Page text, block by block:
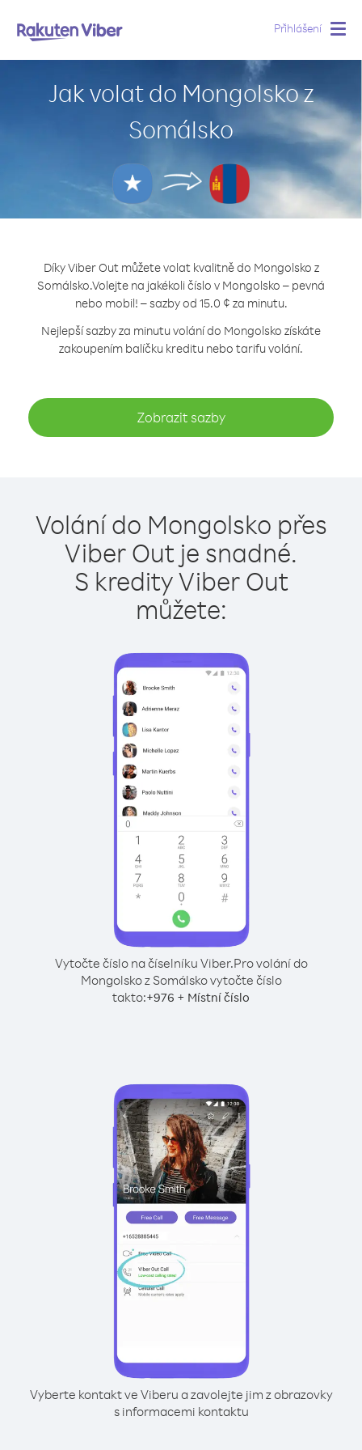
Přihlášení
Jak volat do Mongolsko z
Somálsko
Díky Viber Out můžete volat kvalitně do Mongolsko z
Somálsko.Volejte na jakékoli číslo v Mongolsko – pevná
nebo mobil! – sazby od 15.0 ¢ za minutu.
Nejlepší sazby za minutu volání do Mongolsko získáte
zakoupením balíčku kreditu nebo tarifu volání.
Zobrazit sazby
Volání do Mongolsko přes
Viber Out je snadné.
S kredity Viber Out
můžete:
Vytočte číslo na číselníku Viber.Pro volání do
Mongolsko z Somálsko vytočte číslo
takto:+976 + Místní číslo
Vyberte kontakt ve Viberu a zavolejte jim z obrazovky
s informacemi kontaktu